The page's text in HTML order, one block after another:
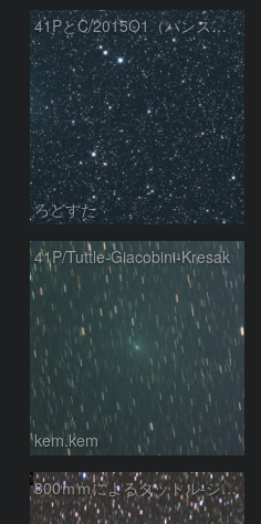
41PとC/2015O1（パンスターズ彗星）
ろどすた
41P/Tuttle-Giacobini-Kresak
kem.kem
300ｍｍによるタットル-ジャコビニ-クレサーク彗星